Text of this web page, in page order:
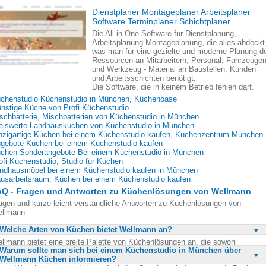
Dienstplaner Montageplaner Arbeitsplaner
Software Terminplaner Schichtplaner
Die All-in-One Software für Dienstplanung,
Arbeitsplanung Montageplanung, die alles abdeckt,
was man für eine gezielte und moderne Planung
Ressourcen an Mitarbeitern, Personal, Fahrzeugen
und Werkzeug - Material an Baustellen, Kunden
und Arbeitsschichten benötigt.
Die Software, die in keinem Betrieb fehlen darf.
Küchenstudio in München, Küchenoase
Küche von Profi Küchenstudio
Mischbatterien von Küchenstudio in München
Landhausküchen von Küchenstudio in München
Küchen bei einem Küchenstudio kaufen, Küchenzentrum München
Küchen bei einem Küchenstudio kaufen
Sonderangebote Bei einem Küchenstudio in München
Küchenstudio, Studio für Küchen
bei einem Küchenstudio kaufen in München
Küchen bei einem Küchenstudio kaufen
- Fragen und Antworten zu Küchenlösungen von Wellmann
und kurze leicht verständliche Antworten zu Küchenlösungen von
Welche Arten von Küchen bietet Wellmann an?
bietet eine breite Palette von Küchenlösungen an, die sowohl
als auch moderne Designs umfassen. Diese Küchen sind bekannt für
strapazierfähige Bauweise und gemütliche Atmosphäre. Sie sind ideal für
Warum sollte man sich bei einem Küchenstudio in München über
Wellmann Küchen informieren?